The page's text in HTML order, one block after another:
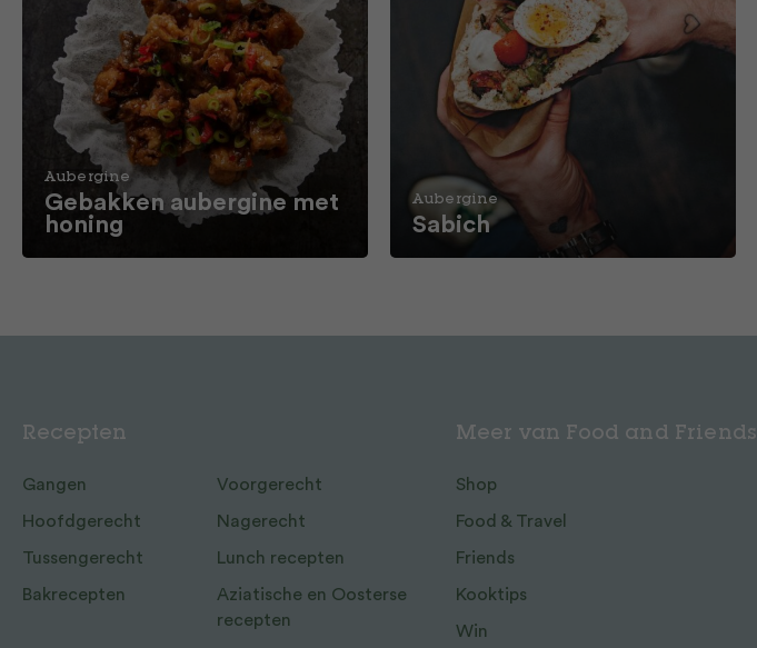
Aubergine
Gebakken aubergine met
honing
Aubergine
Sabich
Recepten
Gangen Voorgerecht
Hoofdgerecht Nagerecht
Tussengerecht Lunch recepten
Bakrecepten
Aziatische en Oosterse
recepten
Meer van Food and Friends
Shop
Food & Travel
Friends
Kooktips
Win